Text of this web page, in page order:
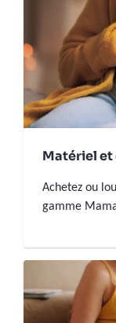
Matériel
Achetez ou
gamme